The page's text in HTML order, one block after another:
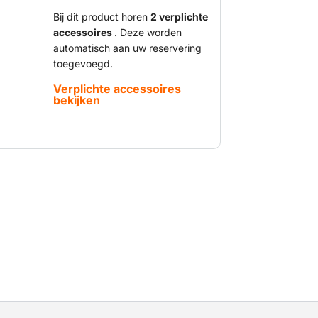
platform bieden ze ook meer
en materialen veilig mee naar de
om er allerlei werkzaamheden te
schaarhoogwerker is voorzien van een
voor binnenwerk.
Bij dit product horen 2 verplichte
accessoires . Deze worden
automatisch aan uw reservering
toegevoegd.
Verplichte accessoires
bekijken